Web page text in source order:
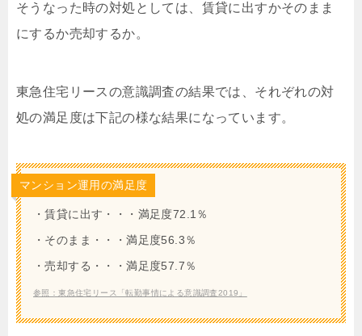
そうなった時の対処としては、賃貸に出すかそのまま
にするか売却するか。
東急住宅リースの意識調査の結果では、それぞれの対
処の満足度は下記の様な結果になっています。
マンション運用の満足度
・賃貸に出す・・・満足度72.1％
・そのまま・・・満足度56.3％
・売却する・・・満足度57.7％
参照：東急住宅リース「転勤事情による意識調査2019」